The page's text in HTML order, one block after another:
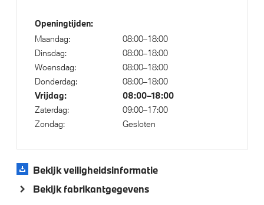
Elektrische voorzieningen
High-beam assistant
Achteruitrijcamera
Automatisch dimmende binnen- en buitenspiegel
bestuurderzijde
Driving Assistant
Comfort Access
Alarmsysteem klasse 3 (VbV/SCM)
Bandenspanningsweergavesysteem
Openingtijden:
Maandag:
08:00–18:00
Dinsdag:
08:00–18:00
Woensdag:
08:00–18:00
Donderdag:
08:00–18:00
Vrijdag: 08:00–18:00
Zaterdag:
09:00–17:00
Zondag:
Gesloten
Bekijk veiligheidsinformatie
Bekijk fabrikantgegevens